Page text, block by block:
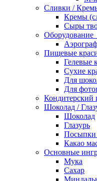
Сливки /
Кремы
Сыры
Оборудование
Пищевые
Гелевые
Сухие
Для
Для
Кондитерский
Шоколад /
Шоколад
Глазурь
Посыпки
Какао
Основные
Мука
Сахар